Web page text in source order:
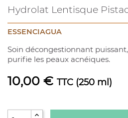
Hydrolat Lentisque
ESSENCIAGUA
Soin décongestionnant
purifie les peaux acnéiques.
10,00 € TTC (250 ml)